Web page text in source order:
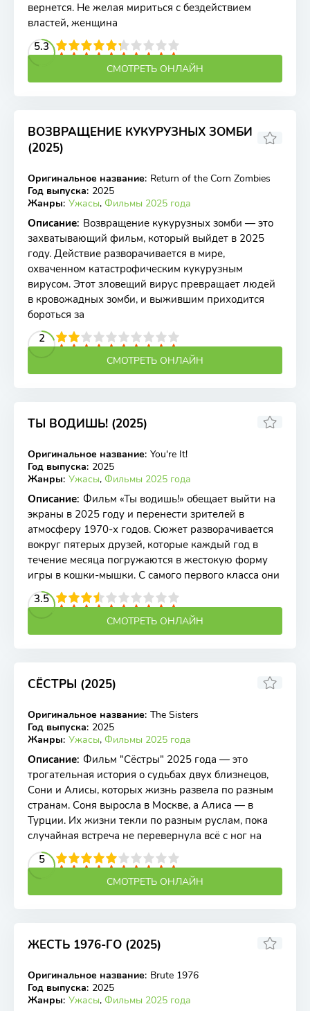
вернется. Не желая мириться с бездействием
властей, женщина
5.3
4 5 6 7 8 9 10
СМОТРЕТЬ ОНЛАЙН
ВОЗВРАЩЕНИЕ КУКУРУЗНЫХ ЗОМБИ
(2025)
WEB-DL
Оригинальное название: Return of the Corn Zombies
Год выпуска: 2025
Жанры: Ужасы, Фильмы 2025 года
Описание: Возвращение кукурузных зомби — это
захватывающий фильм, который выйдет в 2025
году. Действие разворачивается в мире,
охваченном катастрофическим кукурузным
вирусом. Этот зловещий вирус превращает людей
в кровожадных зомби, и выжившим приходится
бороться за
2
4 5 6 7 8 9 10
СМОТРЕТЬ ОНЛАЙН
ТЫ ВОДИШЬ! (2025)
WEB-DL
Оригинальное название: You're It!
Год выпуска: 2025
Жанры: Ужасы, Фильмы 2025 года
Описание: Фильм «Ты водишь!» обещает выйти на
экраны в 2025 году и перенести зрителей в
атмосферу 1970-х годов. Сюжет разворачивается
вокруг пятерых друзей, которые каждый год в
течение месяца погружаются в жестокую форму
игры в кошки-мышки. С самого первого класса они
3.5
4 5 6 7 8 9 10
СМОТРЕТЬ ОНЛАЙН
СЁСТРЫ (2025)
WEB-DL
Оригинальное название: The Sisters
Год выпуска: 2025
Жанры: Ужасы, Фильмы 2025 года
Описание: Фильм "Сёстры" 2025 года — это
трогательная история о судьбах двух близнецов,
Сони и Алисы, которых жизнь развела по разным
странам. Соня выросла в Москве, а Алиса — в
Турции. Их жизни текли по разным руслам, пока
случайная встреча не перевернула всё с ног на
5
4 5 6 7 8 9 10
СМОТРЕТЬ ОНЛАЙН
ЖЕСТЬ 1976-ГО (2025)
WEB-DLRip, WEB-DL
Оригинальное название: Brute 1976
Год выпуска: 2025
Жанры: Ужасы, Фильмы 2025 года